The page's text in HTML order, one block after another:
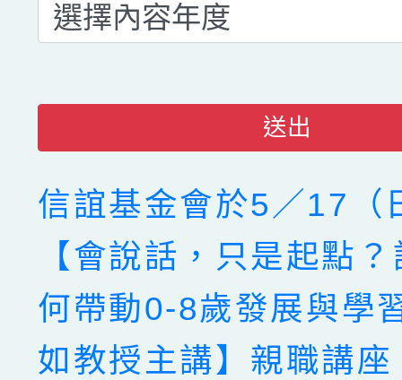
送出
信誼基金會於5／17（
【會說話，只是起點
何帶動0-8歲發展與學
如教授主講】親職講座